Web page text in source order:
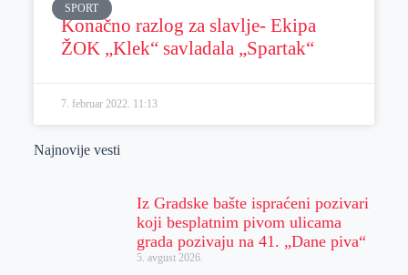
SPORT
Konačno razlog za slavlje- Ekipa
ŽOK „Klek“ savladala „Spartak“
7. februar 2022. 11:13
Najnovije vesti
Iz Gradske bašte ispraćeni pozivari
koji besplatnim pivom ulicama
grada pozivaju na 41. „Dane piva“
5. avgust 2026.